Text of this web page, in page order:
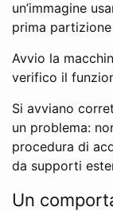
un’immagine
prima
Avvio la
verifico il
Si avviano
un problema:
procedura di
da supporti
Un